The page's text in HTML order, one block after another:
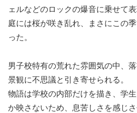
ェルなどのロックの爆音に乗せて
庭には桜が咲き乱れ、まさにこの
った。
男子校特有の荒れた雰囲気の中、
景観に不思議と引き寄せられる。
物語は学校の内部だけを描き、学
か映さないため、息苦しさを感じさ